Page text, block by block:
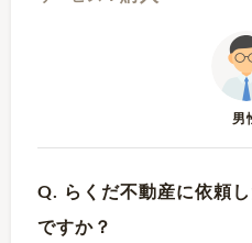
男
Q. らくだ不動産に依頼
ですか？